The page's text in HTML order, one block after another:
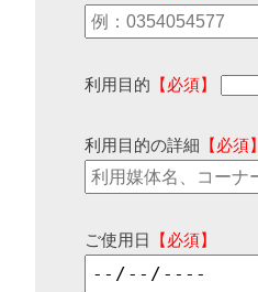
利用目的 【必須】
利用目的の詳細 【必須】
ご使用日 【必須】